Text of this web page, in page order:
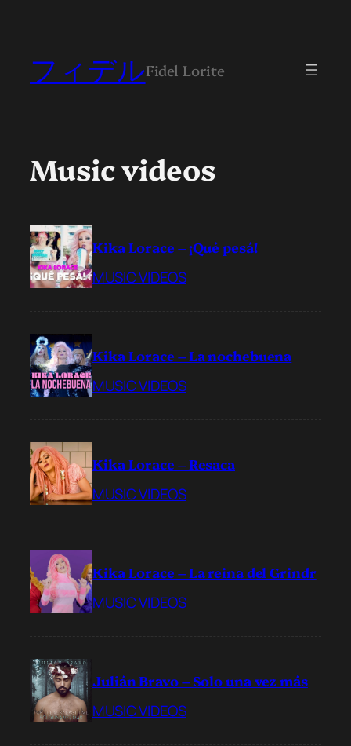
フィデルFidel Lorite
Music videos
Kika Lorace – ¡Qué pesá!
MUSIC VIDEOS
Kika Lorace – La nochebuena
MUSIC VIDEOS
Kika Lorace – Resaca
MUSIC VIDEOS
Kika Lorace – La reina del Grindr
MUSIC VIDEOS
Julián Bravo – Solo una vez más
MUSIC VIDEOS